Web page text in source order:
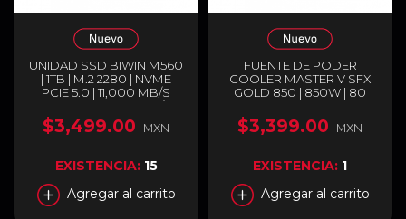
UNIDAD SSD BIWIN M560
| 1TB | M.2 2280 | NVME
PCIE 5.0 | 11,000 MB/S
LECTURA | 9,700 MB/S
ESCRITURA |
BM560NN01TB-RGX
$3,499.00 MXN
EXISTENCIA: 15
Agregar al carrito
FUENTE DE PODER
COOLER MASTER V SFX
GOLD 850 | 850W | 80
MODULAR | COMPATIBLE
CON ATX 3.0 Y PCIE 5.0 |
SFHAGV-3EUS
$3,399.00 MXN
EXISTENCIA: 1
Agregar al carrito